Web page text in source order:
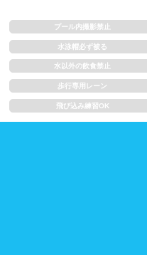
プール内撮影禁止
水泳帽必ず被る
水以外の飲食禁止
歩行専用レーン
飛び込み練習OK
バスタオル
浮き輪類
施